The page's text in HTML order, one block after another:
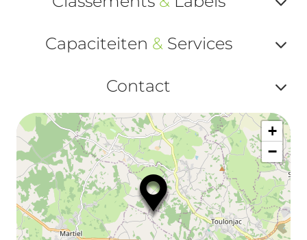
ou
Capaciteiten &Services
ou
Contact
ou
+
−